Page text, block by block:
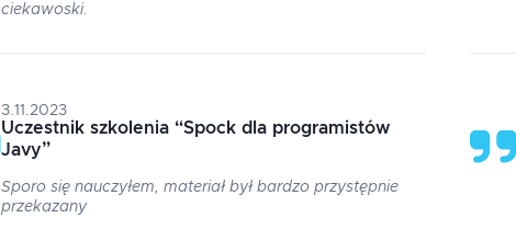
ciekawoski.
3.11.2023
Uczestnik szkolenia “Spock dla programistów
Javy”
Sporo się nauczyłem, materiał był bardzo przystępnie
przekazany